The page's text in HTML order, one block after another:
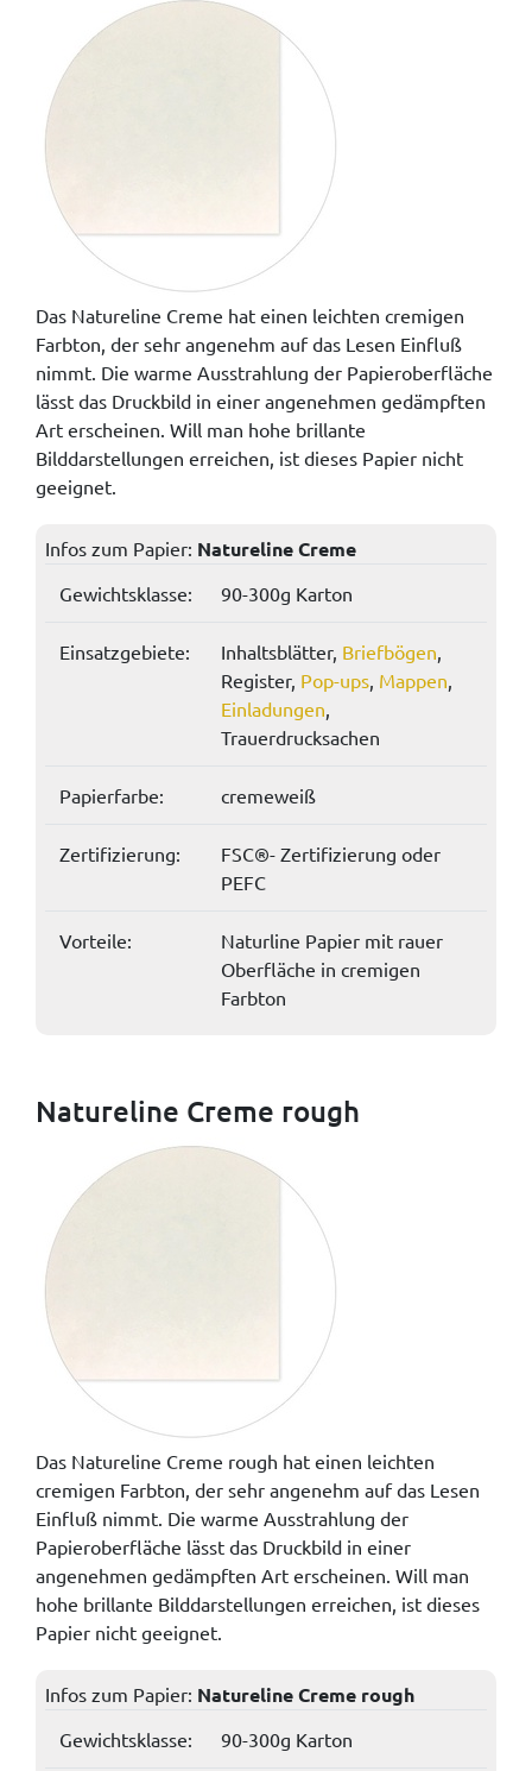
Das Natureline Creme hat einen leichten cremigen
Farbton, der sehr angenehm auf das Lesen Einfluß
nimmt. Die warme Ausstrahlung der Papieroberfläche
lässt das Druckbild in einer angenehmen gedämpften
Art erscheinen. Will man hohe brillante
Bilddarstellungen erreichen, ist dieses Papier nicht
geeignet.
Infos zum Papier: Natureline Creme
Gewichtsklasse: 90-300g Karton
Einsatzgebiete: Inhaltsblätter, Briefbögen
Register, Pop-ups Mappen
Einladungen
Trauerdrucksachen
Papierfarbe: cremeweiß
Zertifizierung:
FSC®- Zertifizierung oder
PEFC
Vorteile:
Naturline Papier mit rauer
Oberfläche in cremigen
Farbton
Natureline Creme rough
Das Natureline Creme rough hat einen leichten
cremigen Farbton, der sehr angenehm auf das Lesen
Einfluß nimmt. Die warme Ausstrahlung der
Papieroberfläche lässt das Druckbild in einer
angenehmen gedämpften Art erscheinen. Will man
hohe brillante Bilddarstellungen erreichen, ist dieses
Papier nicht geeignet.
Infos zum Papier: Natureline Creme rough
Gewichtsklasse: 90-300g Karton